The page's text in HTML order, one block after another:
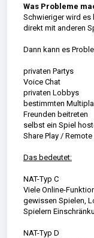
Was Probleme
Schwieriger wird es
direkt mit anderen
Dann kann es
privaten Partys
Voice Chat
privaten Lobbys
bestimmten
Freunden beitreten
selbst ein Spiel
Share Play / Remote
Das bedeutet:
NAT-Typ C
Viele Online-
gewissen Spielen,
Spielern
NAT-Typ D